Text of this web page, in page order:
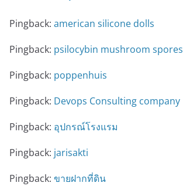
Pingback: american silicone dolls
Pingback: psilocybin mushroom spores
Pingback: poppenhuis
Pingback: Devops Consulting company
Pingback: อุปกรณ์โรงแรม
Pingback: jarisakti
Pingback: ขายฝากที่ดิน